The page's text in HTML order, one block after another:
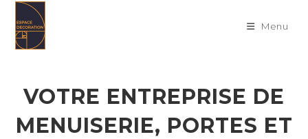
content
Menu
VOTRE ENTREPRISE DE
MENUISERIE, PORTES ET